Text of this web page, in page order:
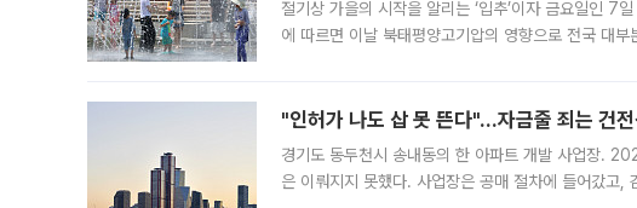
절기상 가을의 시작을 알리는 ‘입추’이자 금요일인 7
에 따르면 이날 북태평양고기압의 영향으로 전국 대
"인허가 나도 삽 못 뜬다"…자금줄 죄는 건
경기도 동두천시 송내동의 한 아파트 개발 사업장.
은 이뤄지지 못했다. 사업장은 공매 절차에 들어갔